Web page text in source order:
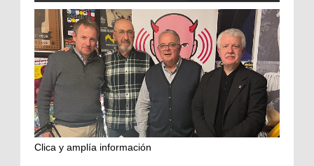
Clica y amplía información